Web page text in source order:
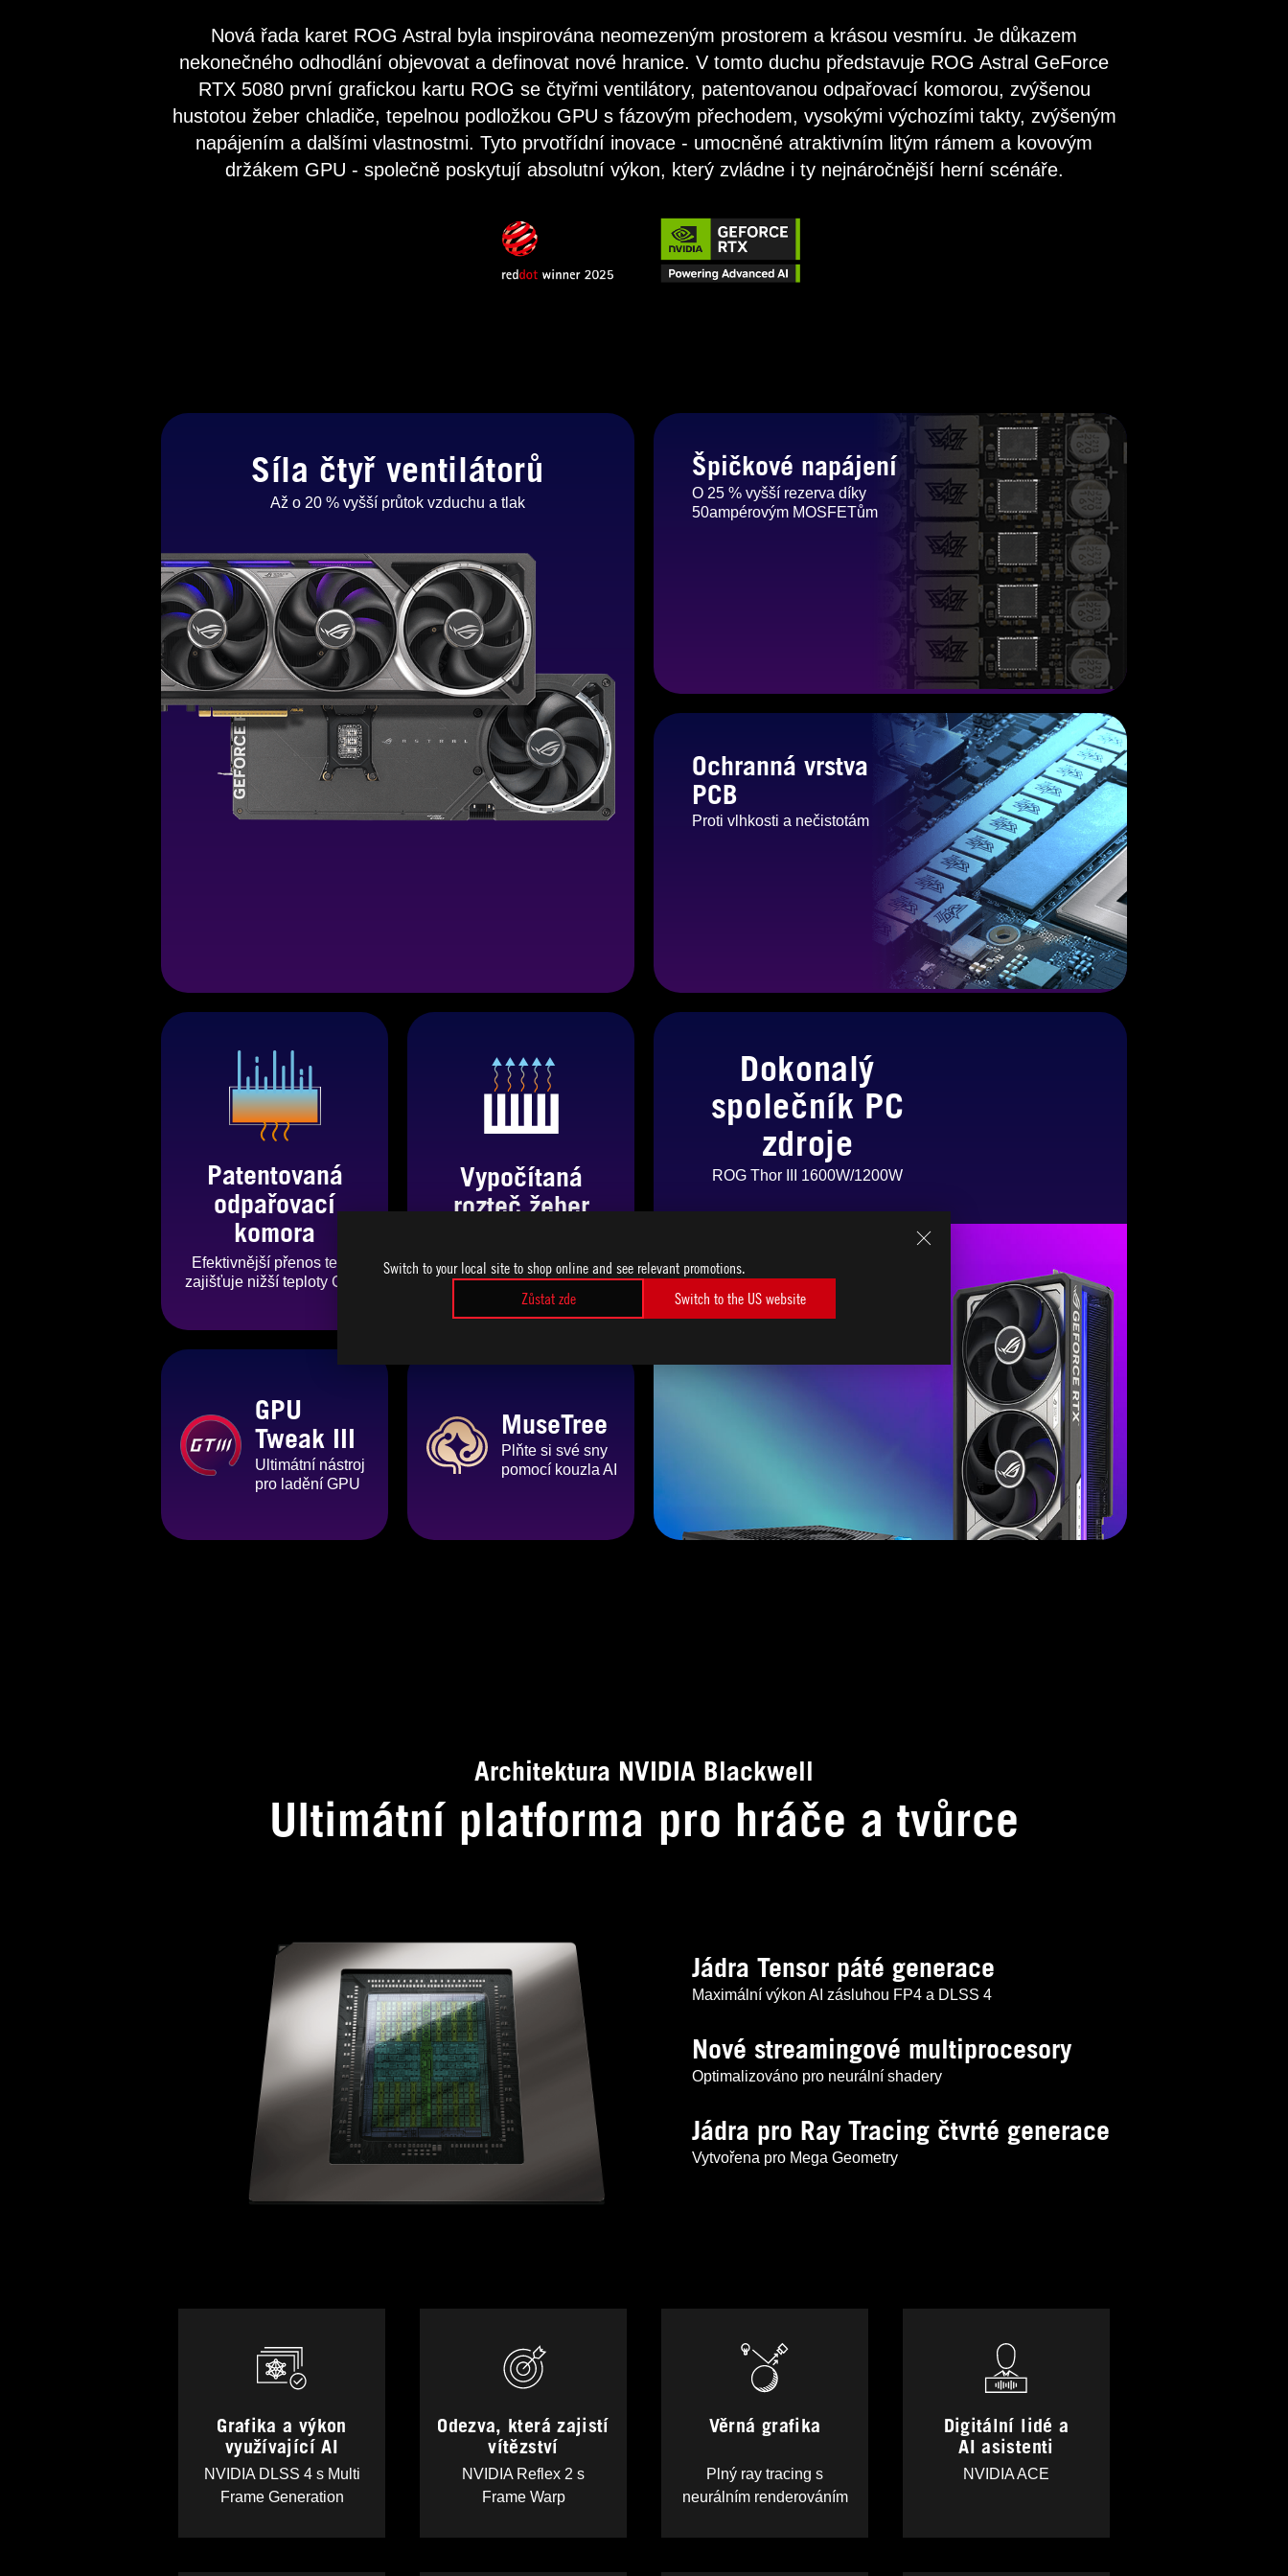
Switch to your local site to shop online and see relevant promotions.
Zůstat zde
Switch to the US website
Nová řada karet ROG Astral byla inspirována neomezeným prostorem a krásou vesmíru. Je důkazem
nekonečného odhodlání objevovat a definovat nové hranice. V tomto duchu představuje ROG Astral GeForce
RTX 5080 první grafickou kartu ROG se čtyřmi ventilátory, patentovanou odpařovací komorou, zvýšenou
hustotou žeber chladiče, tepelnou podložkou GPU s fázovým přechodem, vysokými výchozími takty, zvýšeným
napájením a dalšími vlastnostmi. Tyto prvotřídní inovace - umocněné atraktivním litým rámem a kovovým
držákem GPU - společně poskytují absolutní výkon, který zvládne i ty nejnáročnější herní scénáře.
Síla čtyř ventilátorů
Až o 20 % vyšší průtok vzduchu a tlak
Špičkové napájení
O 25 % vyšší rezerva díky
50ampérovým MOSFETům
Ochranná vrstva
PCB
Proti vlhkosti a nečistotám
Patentovaná
odpařovací
komora
Efektivnější přenos tepla
zajišťuje nižší teploty GPU
Vypočítaná
rozteč žeber
GPU
Tweak III
Ultimátní nástroj
pro ladění GPU
MuseTree
Plňte si své sny
pomocí kouzla AI
Dokonalý
společník PC
zdroje
ROG Thor III 1600W/1200W
Architektura NVIDIA Blackwell
Ultimátní platforma pro hráče a tvůrce
Jádra Tensor páté generace
Maximální výkon AI zásluhou FP4 a DLSS 4
Nové streamingové multiprocesory
Optimalizováno pro neurální shadery
Jádra pro Ray Tracing čtvrté generace
Vytvořena pro Mega Geometry
Grafika a výkon
využívající AI
NVIDIA DLSS 4 s Multi
Frame Generation
Odezva, která zajistí
vítězství
NVIDIA Reflex 2 s
Frame Warp
Věrná grafika
Plný ray tracing s
neurálním renderováním
Digitální lidé a
AI asistenti
NVIDIA ACE